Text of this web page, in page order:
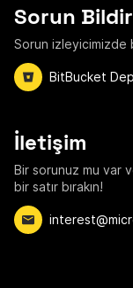
Sorun Bildir
Sorun izleyicimizde
BitBucket
İletişim
Bir sorunuz mu var
bir satır bırakın!